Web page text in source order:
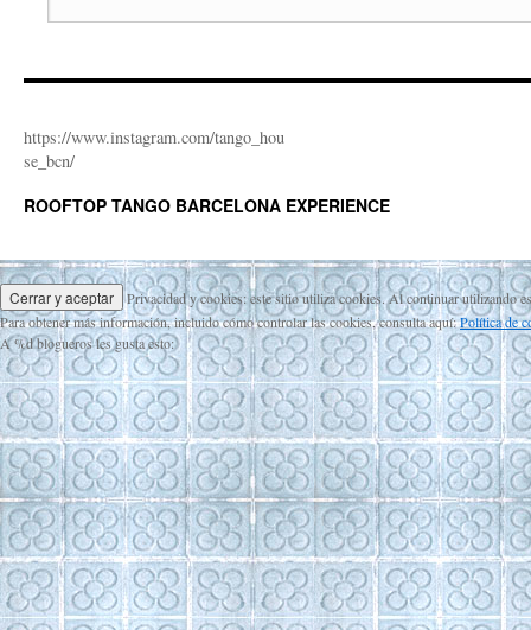
https://www.instagram.com/tango_hou
se_bcn/
ROOFTOP TANGO BARCELONA EXPERIENCE
Privacidad y cookies: este sitio utiliza cookies. Al continuar utilizando
Para obtener más información, incluido cómo controlar las cookies, consulta aquí:Política de
A%dblogueros les gusta esto: